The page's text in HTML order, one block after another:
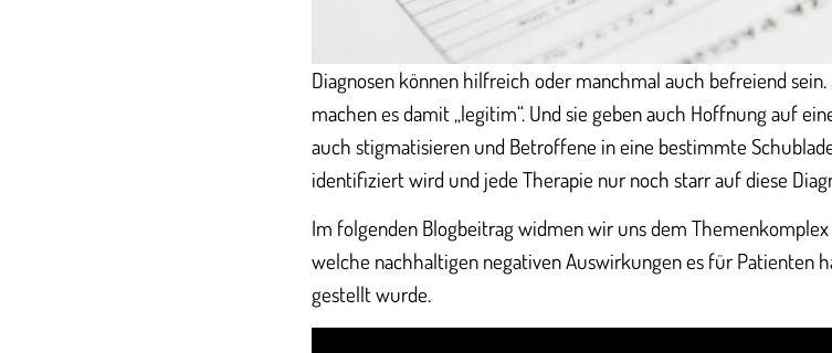
Diagnosen können hilfreich oder manchmal auch befreiend
machen es damit „legitim“. Und sie geben auch Hoffnung auf
auch stigmatisieren und Betroffene in eine bestimmte
identifiziert wird und jede Therapie nur noch starr auf diese
Im folgenden Blogbeitrag widmen wir uns dem Themenkomplex
welche nachhaltigen negativen Auswirkungen es für Patienten
gestellt wurde.